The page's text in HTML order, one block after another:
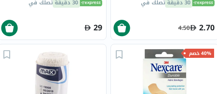
30 دقيقة تصلك في
2.70
4.50
30 دقيقة تصلك في
29
40% خصم